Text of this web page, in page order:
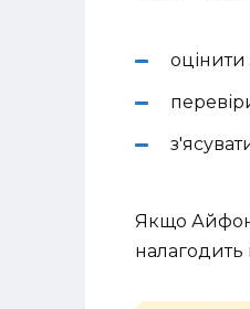
оцінити
Якщо Айфон
налагодить